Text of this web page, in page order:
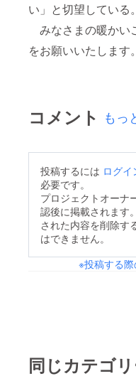
い」と切望している。
みなさまの暖かい
をお願いいたします。
コメント もっ
投稿するには ログイ
必要です。
プロジェクトオーナ
認後に掲載されます
された内容を削除す
はできません。
※投稿する
同じカテゴ